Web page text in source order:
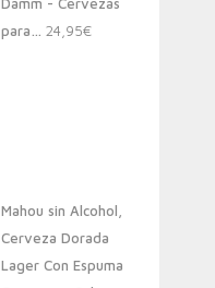
para… 24,95€
Mahou sin Alcohol,
Cerveza Dorada
Lager Con Espuma